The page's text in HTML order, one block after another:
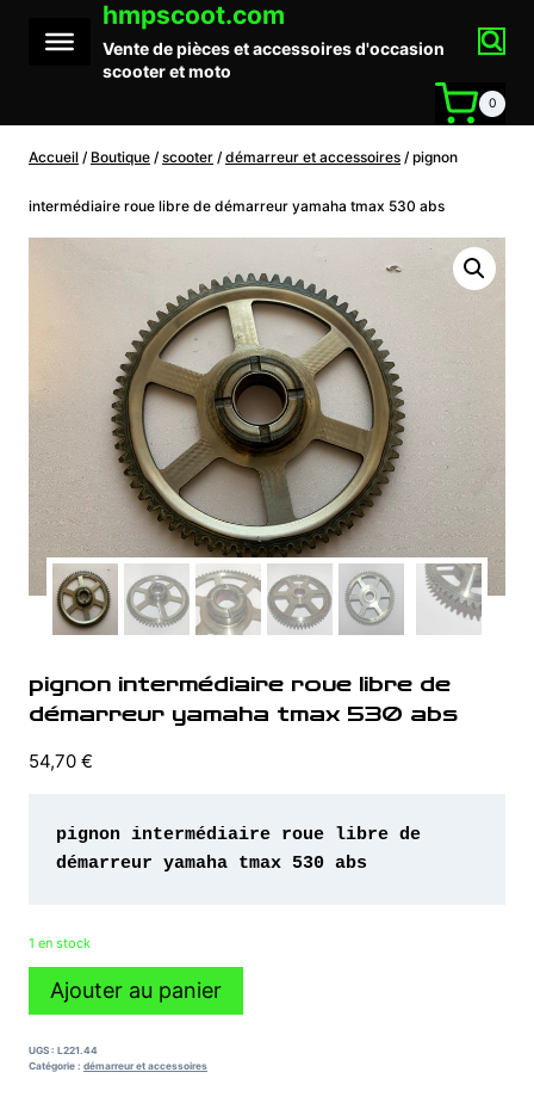
contenu
hmpscoot.com
Vente de pièces et accessoires d'occasion
scooter et moto
0
Accueil / Boutique / scooter / démarreur et accessoires / pignon
intermédiaire roue libre de démarreur yamaha tmax 530 abs
pignon intermédiaire roue libre de
démarreur yamaha tmax 530 abs
54,70 €
pignon intermédiaire roue libre de
démarreur yamaha tmax 530 abs
1 en stock
quantité
intermédiaire
roue
Ajouter au panier
UGS : L221.44
Catégorie : démarreur et accessoires